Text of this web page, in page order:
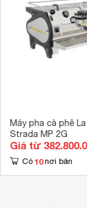
Máy pha cà phê
Strada MP 2G
Giá từ
Có 10 nơi bán